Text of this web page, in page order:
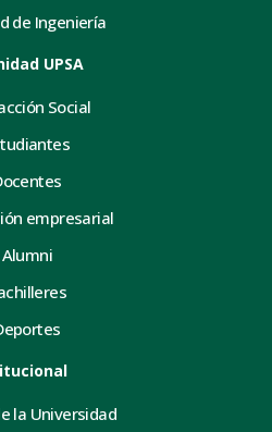
de Ingeniería
UPSA
Social
empresarial
Alumni
la Universidad